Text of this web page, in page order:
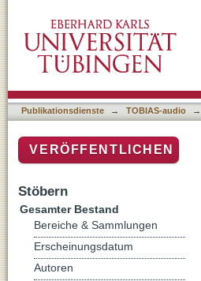
Publikationsdienste → TOBIAS-audio →
VERÖFFENTLICHEN
Stöbern
Gesamter Bestand
Bereiche & Sammlungen
Erscheinungsdatum
Autoren